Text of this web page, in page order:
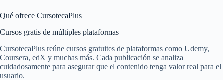
Qué ofrece CursotecaPlus
Cursos gratis de múltiples plataformas
CursotecaPlus reúne cursos gratuitos de plataformas como Udemy,
Coursera, edX y muchas más. Cada publicación se analiza
cuidadosamente para asegurar que el contenido tenga valor real para el
usuario.